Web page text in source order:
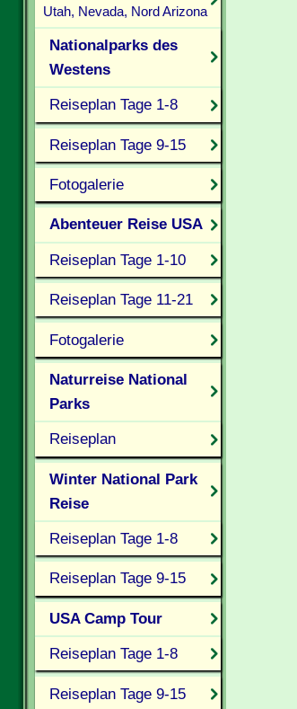
Utah, Nevada, Nord Arizona
Nationalparks des
Westens
Reiseplan Tage 1-8
Reiseplan Tage 9-15
Fotogalerie
Abenteuer Reise USA
Reiseplan Tage 1-10
Reiseplan Tage 11-21
Fotogalerie
Naturreise National
Parks
Reiseplan
Winter National Park
Reise
Reiseplan Tage 1-8
Reiseplan Tage 9-15
USA Camp Tour
Reiseplan Tage 1-8
Reiseplan Tage 9-15